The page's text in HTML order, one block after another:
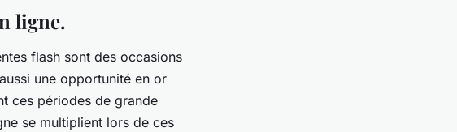
ligne.
flash sont des occasions
une opportunité en or
ces périodes de grande
se multiplient lors de ces